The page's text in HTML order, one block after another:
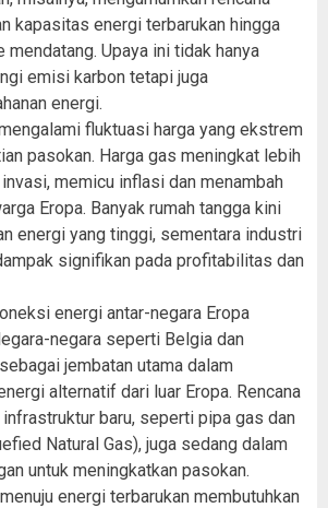
kapasitas energi terbarukan hingga
mendatang. Upaya ini tidak hanya
emisi karbon tetapi juga
energi.
fluktuasi harga yang ekstrem
pasokan. Harga gas meningkat lebih
memicu inflasi dan menambah
Eropa. Banyak rumah tangga kini
energi yang tinggi, sementara industri
signifikan pada profitabilitas dan
energi antar-negara Eropa
negara seperti Belgia dan
jembatan utama dalam
alternatif dari luar Eropa. Rencana
baru, seperti pipa gas dan
Natural Gas), juga sedang dalam
untuk meningkatkan pasokan.
energi terbarukan membutuhkan